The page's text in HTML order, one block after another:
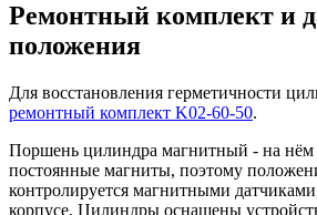
Ремонтный комплект и
положения
Для восстановления герметичности
ремонтный комплект K02-60-50.
Поршень цилиндра магнитный - на нём
постоянные магниты, поэтому
контролируется магнитными
корпусе. Цилиндры оснащены